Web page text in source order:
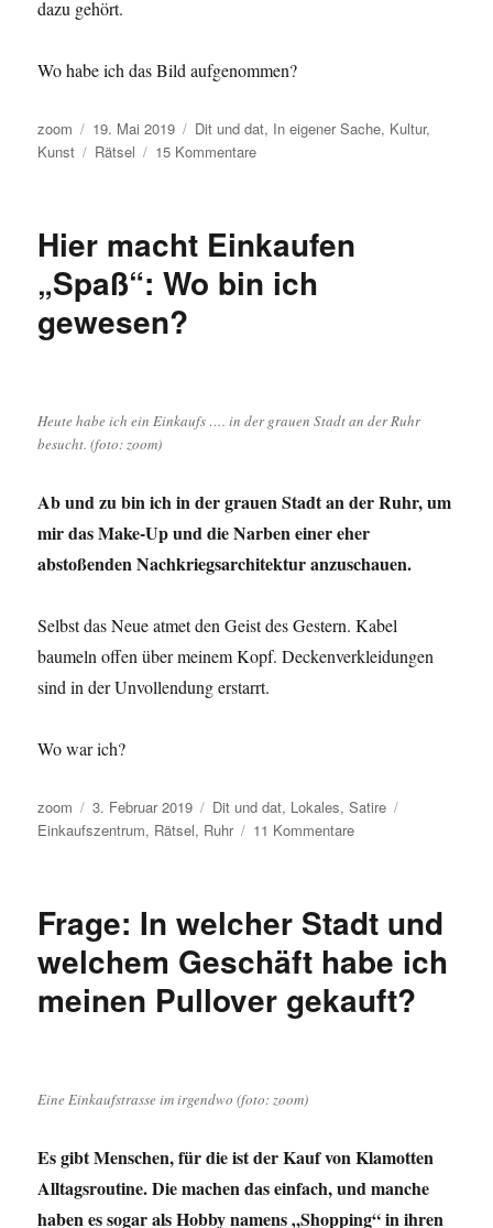
dazu gehört.
Wo habe ich das Bild aufgenommen?
Autor
zoom
Veröffentlicht
am
19. Mai 2019 Kategorien
Dit und dat, In eigener Sache, Kultur,
Kunst
Schlagwörter
Rätsel 15 Kommentarezu
das?
Hier macht Einkaufen
„Spaß“: Wo bin ich
gewesen?
Heute habe ich ein Einkaufs …. in der grauen Stadt an der Ruhr
besucht. (foto: zoom)
Ab und zu bin ich in der grauen Stadt an der Ruhr, um
mir das Make-Up und die Narben einer eher
abstoßenden Nachkriegsarchitektur anzuschauen.
Selbst das Neue atmet den Geist des Gestern. Kabel
baumeln offen über meinem Kopf. Deckenverkleidungen
sind in der Unvollendung erstarrt.
Wo war ich?
Autor
zoom
Veröffentlicht
am
3. Februar 2019 Kategorien
Dit und dat, Lokales,Satire
Einkaufszentrum, Rätsel, Ruhr 11 Kommentarezu
„Spaß“:
bin
gewesen?
Frage: In welcher Stadt und
welchem Geschäft habe ich
meinen Pullover gekauft?
Eine Einkaufstrasse im irgendwo (foto: zoom)
Es gibt Menschen, für die ist der Kauf von Klamotten
Alltagsroutine. Die machen das einfach, und manche
haben es sogar als Hobby namens „Shopping“ in ihren